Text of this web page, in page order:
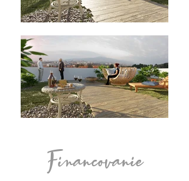
Financovanie